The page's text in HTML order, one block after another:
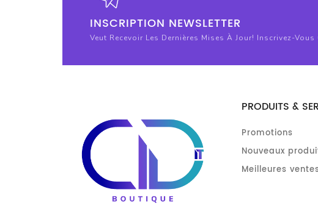
INSCRIPTION NEWSLETTER
Veut Recevoir Les Dernières Mises À Jour! Inscrivez-Vous
PRODUITS &
Promotions
Nouveaux
Meilleures